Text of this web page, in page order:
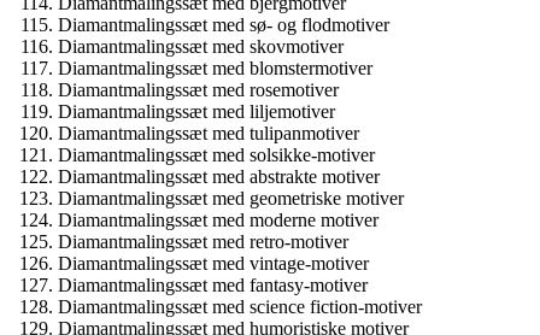
Diamantmalingssæt med sø- og flodmotiver
Diamantmalingssæt med skovmotiver
Diamantmalingssæt med blomstermotiver
Diamantmalingssæt med rosemotiver
Diamantmalingssæt med liljemotiver
Diamantmalingssæt med tulipanmotiver
Diamantmalingssæt med solsikke-motiver
Diamantmalingssæt med abstrakte motiver
Diamantmalingssæt med geometriske motiver
Diamantmalingssæt med moderne motiver
Diamantmalingssæt med retro-motiver
Diamantmalingssæt med vintage-motiver
Diamantmalingssæt med fantasy-motiver
Diamantmalingssæt med science fiction-motiver
Diamantmalingssæt med humoristiske motiver